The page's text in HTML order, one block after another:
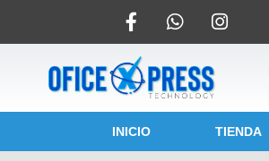
INICIO TIENDA